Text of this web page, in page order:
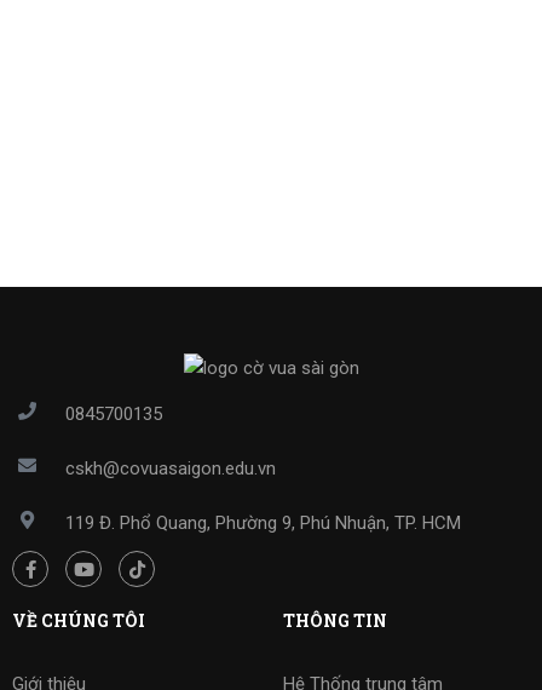
0845700135
cskh@covuasaigon.edu.vn
119 Đ. Phổ Quang, Phường 9, Phú Nhuận, TP. HCM
VỀ CHÚNG TÔI
Giới thiệu
THÔNG TIN
Hệ Thống trung tâm